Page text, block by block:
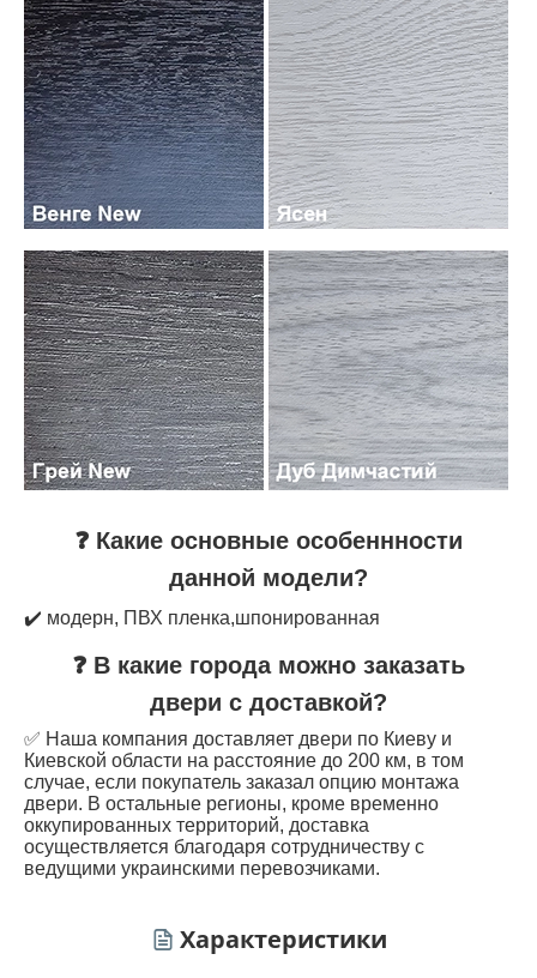
❓ Какие основные особеннности
данной модели?
✔️ модерн, ПВХ пленка,шпонированная
❓ В какие города можно заказать
двери с доставкой?
✅ Наша компания доставляет двери по Киеву и
Киевской области на расстояние до 200 км, в том
случае, если покупатель заказал опцию монтажа
двери. В остальные регионы, кроме временно
оккупированных территорий, доставка
осуществляется благодаря сотрудничеству с
ведущими украинскими перевозчиками.
Характеристики